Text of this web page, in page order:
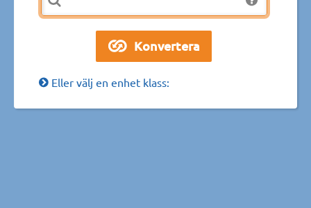
Eller välj en enhet klass: